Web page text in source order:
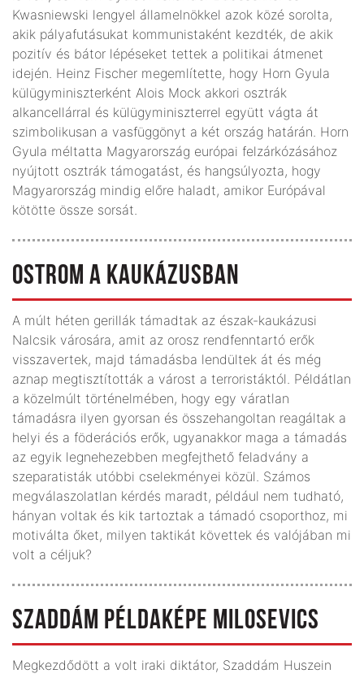
Kwasniewski lengyel államelnökkel azok közé sorolta,
akik pályafutásukat kommunistaként kezdték, de akik
pozitív és bátor lépéseket tettek a politikai átmenet
idején. Heinz Fischer megemlítette, hogy Horn Gyula
külügyminiszterként Alois Mock akkori osztrák
alkancellárral és külügyminiszterrel együtt vágta át
szimbolikusan a vasfüggönyt a két ország határán. Horn
Gyula méltatta Magyarország európai felzárkózásához
nyújtott osztrák támogatást, és hangsúlyozta, hogy
Magyarország mindig előre haladt, amikor Európával
kötötte össze sorsát.
OSTROM A KAUKÁZUSBAN
A múlt héten gerillák támadtak az észak-kaukázusi
Nalcsik városára, amit az orosz rendfenntartó erők
visszavertek, majd támadásba lendültek át és még
aznap megtisztították a várost a terroristáktól. Példátlan
a közelmúlt történelmében, hogy egy váratlan
támadásra ilyen gyorsan és összehangoltan reagáltak a
helyi és a föderációs erők, ugyanakkor maga a támadás
az egyik legnehezebben megfejthető feladvány a
szeparatisták utóbbi cselekményei közül. Számos
megválaszolatlan kérdés maradt, például nem tudható,
hányan voltak és kik tartoztak a támadó csoporthoz, mi
motiválta őket, milyen taktikát követtek és valójában mi
volt a céljuk?
SZADDÁM PÉLDAKÉPE MILOSEVICS
Megkezdődött a volt iraki diktátor, Szaddám Huszein